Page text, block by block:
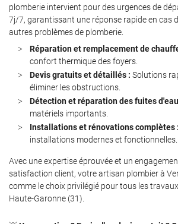
plomberie intervient pour des urgences de
7j/7, garantissant une réponse rapide en cas
autres problèmes de plomberie.
Réparation et remplacement de
confort thermique des foyers.
Devis gratuits et détaillés : Solutions
éliminer les obstructions.
Détection et réparation des fuites
matériels importants.
Installations et rénovations complètes :
installations modernes et fonctionnelles.
Avec une expertise éprouvée et un
satisfaction client, votre artisan plombier à
comme le choix privilégié pour tous les
Haute-Garonne (31).